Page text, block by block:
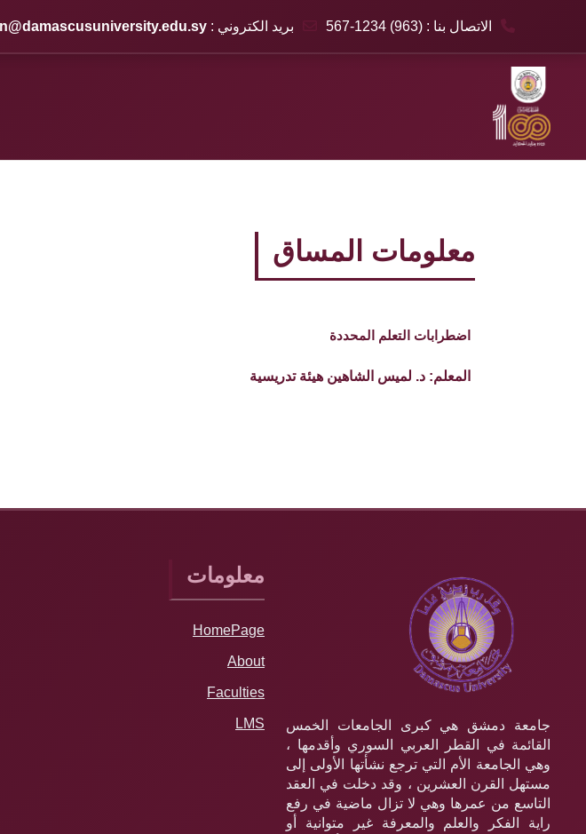
تخطى إلى المحتوى الرئيسي
الاتصال بنا : (963) 1234-567 بريد الكتروني :
معلومات المساق
اضطرابات التعلم المحددة
المعلم: د. لميس الشاهين هيئة تدريسية
جامعة دمشق هي كبرى الجامعات الخمس
القائمة في القطر العربي السوري وأقدمها ،
وهي الجامعة الأم التي ترجع نشأتها الأولى إلى
مستهل القرن العشرين ، وقد دخلت في العقد
التاسع من عمرها وهي لا تزال ماضية في رفع
راية الفكر والعلم والمعرفة غير متوانية أو
معلومات
HomePage
About
Faculties
LMS